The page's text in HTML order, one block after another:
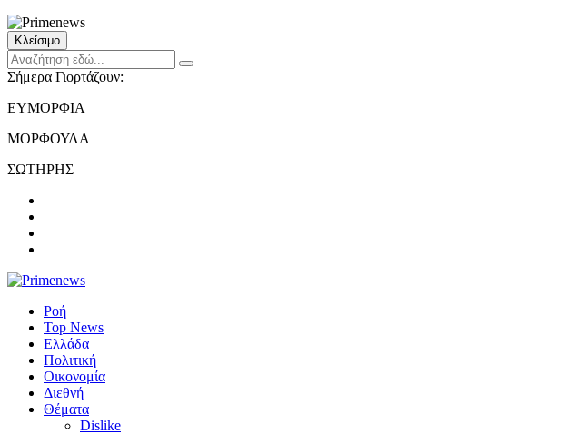
Κλείσιμο
Σήμερα Γιορτάζουν:
ΕΥΜΟΡΦΙΑ
ΜΟΡΦΟΥΛΑ
ΣΩΤΗΡΗΣ
Ροή
Top News
Ελλάδα
Πολιτική
Οικονομία
Διεθνή
Θέματα
Dislike